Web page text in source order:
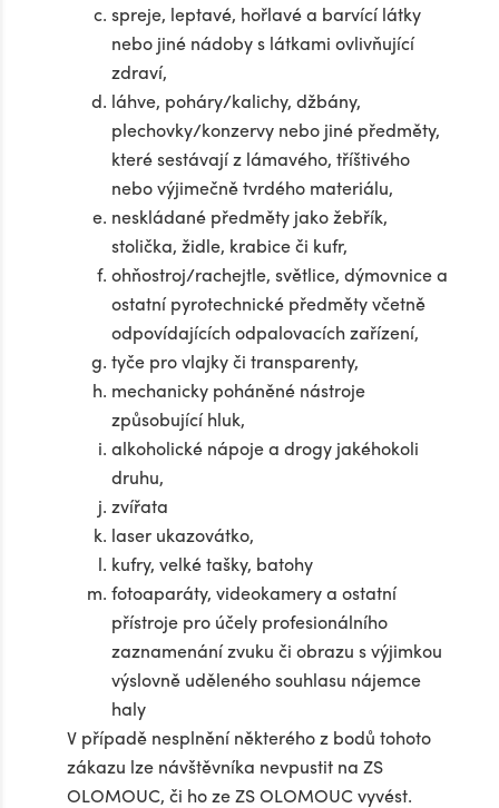
spreje, leptavé, hořlavé a barvící látky
nebo jiné nádoby s látkami ovlivňující
zdraví,
láhve, poháry/kalichy, džbány,
plechovky/konzervy nebo jiné předměty,
které sestávají z lámavého, tříštivého
nebo výjimečně tvrdého materiálu,
neskládané předměty jako žebřík,
stolička, židle, krabice či kufr,
ohňostroj/rachejtle, světlice, dýmovnice a
ostatní pyrotechnické předměty včetně
odpovídajících odpalovacích zařízení,
tyče pro vlajky či transparenty,
mechanicky poháněné nástroje
způsobující hluk,
alkoholické nápoje a drogy jakéhokoli
druhu,
zvířata
laser ukazovátko,
kufry, velké tašky, batohy
fotoaparáty, videokamery a ostatní
přístroje pro účely profesionálního
zaznamenání zvuku či obrazu s výjimkou
výslovně uděleného souhlasu nájemce
haly
V případě nesplnění některého z bodů tohoto
zákazu lze návštěvníka nevpustit na ZS
OLOMOUC, či ho ze ZS OLOMOUC vyvést.